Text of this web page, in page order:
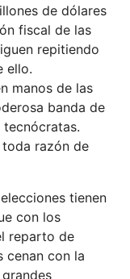
de dólares
fiscal de las
repitiendo
ello.
manos de las
banda de
toda razón de
tienen
con los
reparto de
cenan con la